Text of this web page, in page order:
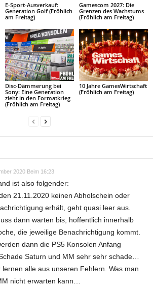
E-Sport-Ausverkauf:
Generation Golf (Fröhlich
am Freitag)
Gamescom 2027: Die
Grenzen des Wachstums
(Fröhlich am Freitag)
Disc-Dämmerung bei
Sony: Eine Generation
zieht in den Formatkrieg
(Fröhlich am Freitag)
10 Jahre GamesWirtschaft
(Fröhlich am Freitag)
2020 Beim 16:23
ist also folgender:
21.11.2020 keinen Abholschein oder
erhält, geht quasi leer aus.
dann warten bis, hoffentlich innerhalb
die jeweilige Benachrichtigung kommt.
dann die PS5 Konsolen Anfang
Saturn und MM sehr sehr schade…
lernen alle aus unseren Fehlern. Was man
nicht erwarten kann…